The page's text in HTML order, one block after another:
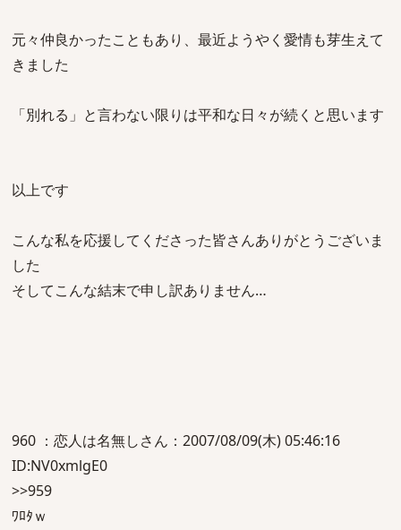
元々仲良かったこともあり、最近ようやく愛情も芽生えて
きました
「別れる」と言わない限りは平和な日々が続くと思います
以上です
こんな私を応援してくださった皆さんありがとうございま
した
そしてこんな結末で申し訳ありません…
960 ：恋人は名無しさん：2007/08/09(木) 05:46:16
ID:NV0xmlgE0
>>959
ﾜﾛﾀｗ